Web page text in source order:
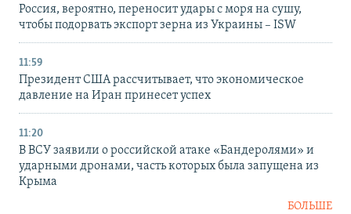
Россия, вероятно, переносит удары с моря на сушу,
чтобы подорвать экспорт зерна из Украины – ISW
11:59
Президент США рассчитывает, что экономическое
давление на Иран принесет успех
11:20
В ВСУ заявили о российской атаке «Бандеролями» и
ударными дронами, часть которых была запущена из
Крыма
БОЛЬШЕ